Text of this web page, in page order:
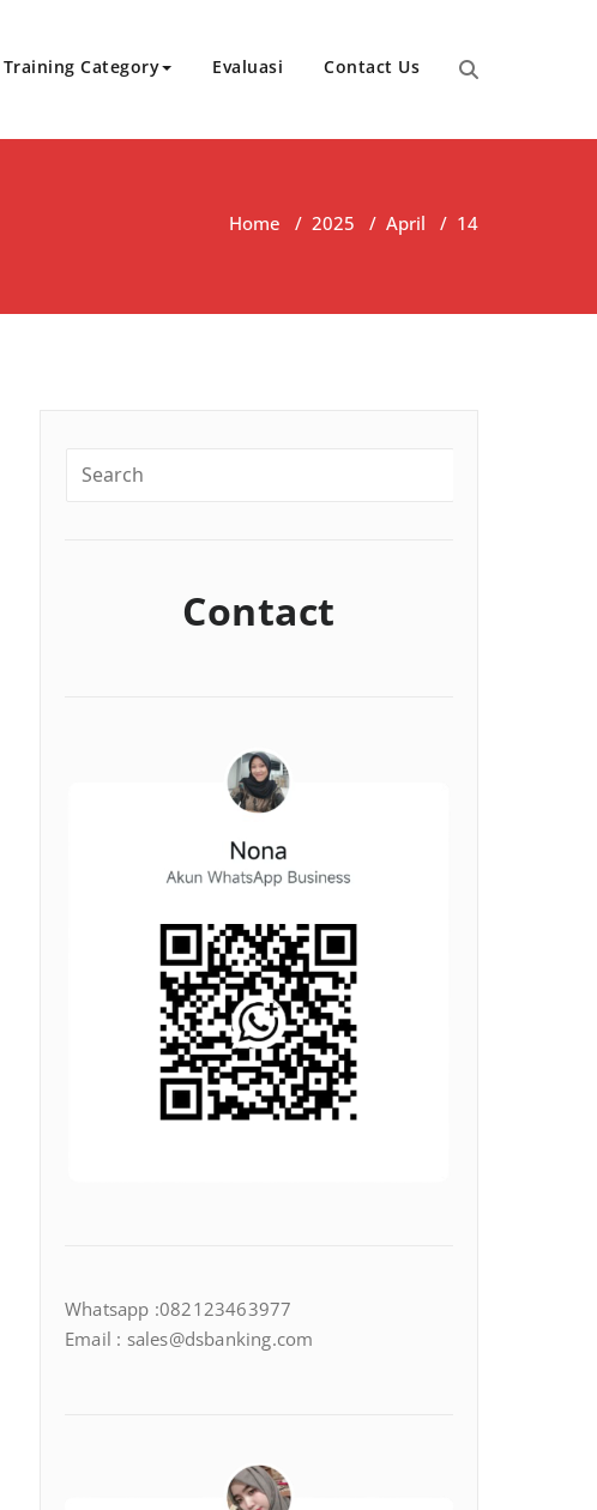
Training Category Evaluasi Contact Us
Home / 2025 / April / 14
Contact
Whatsapp :082123463977
Email : sales@dsbanking.com